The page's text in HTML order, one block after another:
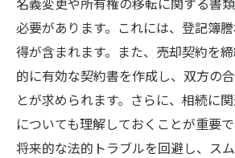
必要があります。これには、登記簿
得が含まれます。また、売却契約を
的に有効な契約書を作成し、双方の
とが求められます。さらに、相続に
についても理解しておくことが重要で
将来的な法的トラブルを回避し、ス